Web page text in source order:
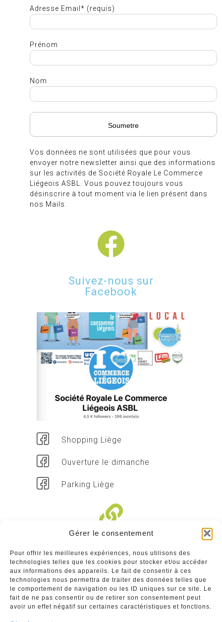
Gérer le consentement
Pour offrir les meilleures expériences, nous utilisons des
technologies telles que les cookies pour stocker et/ou accéder
aux informations des appareils. Le fait de consentir à ces
technologies nous permettra de traiter des données telles que
le comportement de navigation ou les ID uniques sur ce site. Le
fait de ne pas consentir ou de retirer son consentement peut
avoir un effet négatif sur certaines caractéristiques et fonctions.
Adresse Email* (requis)
Prénom
Nom
Vos données ne sont utilisées que pour vous
envoyer notre newsletter ainsi que des informations
sur les activités de Société Royale Le Commerce
Liégeois ASBL. Vous pouvez toujours vous
désinscrire à tout moment via le lien présent dans
nos Mails.
Suivez-nous sur
Facebook
Shopping Liège
Ouverture le dimanche
Parking Liège
Commerçants
Annuaire des commerçants : insérez gratuitement
votre activité dans notre annuaire sur notre site ci-
dessous